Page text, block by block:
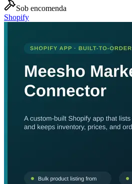
Sob encomenda
Shopify